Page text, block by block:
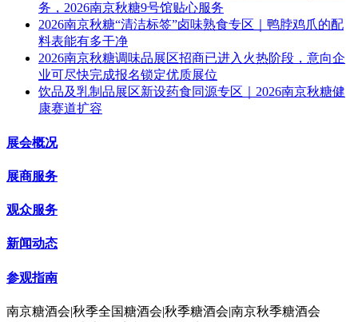
务，2026南京秋糖9号馆贴心服务
2026南京秋糖“清洁标签”卤味熟食专区｜鸭脖鸡爪的配
料表能有多干净
2026南京秋糖调味品展区招商已进入火热阶段，意向企
业可尽快完成报名锁定优质展位
饮品及乳制品展区新设药食同源专区｜2026南京秋糖健
康赛道扩容
展会概况
展商服务
观众服务
新闻动态
参观指南
南京糖酒会|秋季全国糖酒会|秋季糖酒会|南京秋季糖酒会